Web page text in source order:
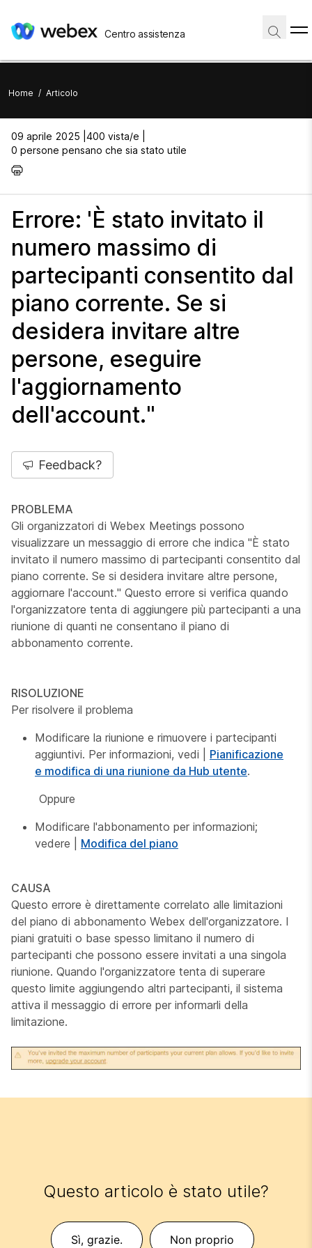
Centro assistenza
Home / Articolo
09 aprile 2025 | 400 vista/e |
0 persone pensano che sia stato utile
Errore: 'È stato invitato il
numero massimo di
partecipanti consentito dal
piano corrente. Se si
desidera invitare altre
persone, eseguire
l'aggiornamento
dell'account."
Feedback?
PROBLEMA
Gli organizzatori di Webex Meetings possono
visualizzare un messaggio di errore che indica "È stato
invitato il numero massimo di partecipanti consentito dal
piano corrente. Se si desidera invitare altre persone,
aggiornare l'account." Questo errore si verifica quando
l'organizzatore tenta di aggiungere più partecipanti a una
riunione di quanti ne consentano il piano di
abbonamento corrente.
RISOLUZIONE
Per risolvere il problema
Modificare la riunione e rimuovere i partecipanti
aggiuntivi. Per informazioni, vedi | Pianificazione
e modifica di una riunione da Hub utente.
Oppure
Modificare l'abbonamento per informazioni;
vedere | Modifica del piano
CAUSA
Questo errore è direttamente correlato alle limitazioni
del piano di abbonamento Webex dell'organizzatore. I
piani gratuiti o base spesso limitano il numero di
partecipanti che possono essere invitati a una singola
riunione. Quando l'organizzatore tenta di superare
questo limite aggiungendo altri partecipanti, il sistema
attiva il messaggio di errore per informarli della
limitazione.
Questo articolo è stato utile?
Sì, grazie. Non proprio